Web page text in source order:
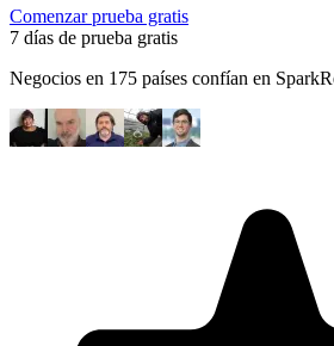
Comenzar prueba gratis
7 días de prueba gratis
Negocios en 175 países confían en